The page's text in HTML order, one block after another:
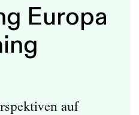
Europa
auf